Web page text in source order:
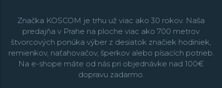
Značka KOSCOM je trhu už viac ako 30 rokov. Naša
predajňa v Prahe na ploche viac ako 700 metrov
štvorcových ponúka výber z desiatok značiek hodiniek,
remienkov, naťahovačov, šperkov alebo písacích potrieb.
Na e-shope máte od nás pri objednávke nad 100€
dopravu zadarmo.